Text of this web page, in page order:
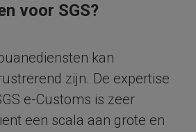
voor SGS?
kan
zijn. De expertise
e-Customs is zeer
een scala aan grote en